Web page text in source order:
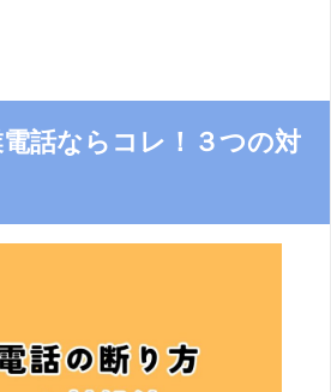
話ならコレ！３つの対